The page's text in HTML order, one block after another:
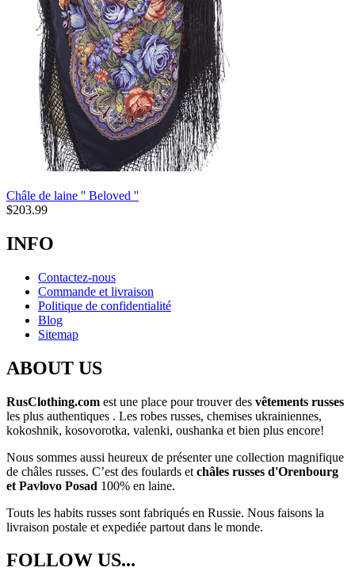
Châle de laine '' Beloved ''
$203.99
INFO
Contactez-nous
Commande et livraison
Politique de confidentialité
Blog
Sitemap
ABOUT US
RusClothing.com est une place pour trouver des vêtements russes
les plus authentiques . Les robes russes, chemises ukrainiennes,
kokoshnik, kosovorotka, valenki, oushanka et bien plus encore!
Nous sommes aussi heureux de présenter une collection magnifique
de châles russes. C’est des foulards et châles russes d'Orenbourg
et Pavlovo Posad 100% en laine.
Touts les habits russes sont fabriqués en Russie. Nous faisons la
livraison postale et expediée partout dans le monde.
FOLLOW US...